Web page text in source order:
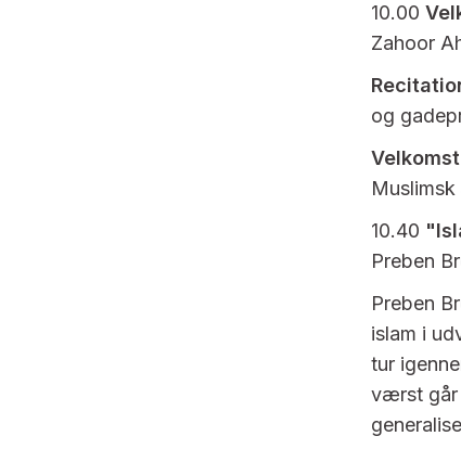
10.00
Zahoor
og
10.40
Preben
Preben
islam i
tur
værst går